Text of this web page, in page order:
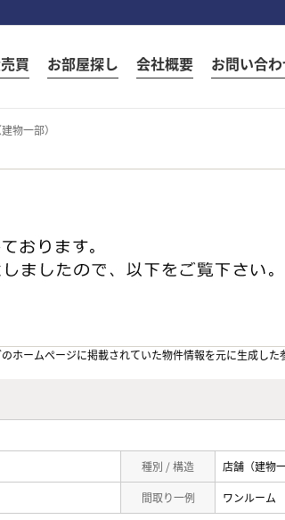
買 お部屋探し 会社概要 お問い合
物一部）
ームぺージに掲載されていた物件情報を元に生成した
種別 / 構造 店舗（建物
間取り一例 ワンルーム